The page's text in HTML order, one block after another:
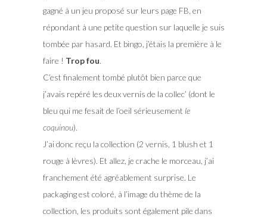
gagné à un jeu proposé sur leurs page FB, en
répondant à une petite question sur laquelle je suis
tombée par hasard. Et bingo, j’étais la première à le
faire ! Trop fou.
C’est finalement tombé plutôt bien parce que
j’avais repéré les deux vernis de la collec’ (dont le
bleu qui me fesait de l’oeil sérieusement le
coquinou).
J’ai donc reçu la collection (2 vernis, 1 blush et 1
rouge à lèvres). Et allez, je crache le morceau, j’ai
franchement été agréablement surprise. Le
packaging est coloré, à l’image du thème de la
collection, les produits sont également pile dans